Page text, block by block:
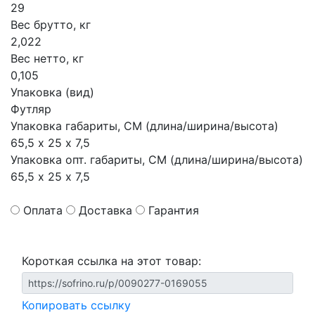
29
Вес брутто, кг
2,022
Вес нетто, кг
0,105
Упаковка (вид)
Футляр
Упаковка габариты, СМ (длина/ширина/высота)
65,5 х 25 х 7,5
Упаковка опт. габариты, СМ (длина/ширина/высота)
65,5 х 25 х 7,5
Оплата Доставка Гарантия
Короткая ссылка на этот товар:
Копировать ссылку